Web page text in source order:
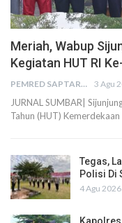
Meriah, Wabup
Kegiatan HUT RI
PEMRED SAPTARIUS 3 Agu
JURNAL SUMBAR|
Tahun (HUT)
Tegas,
Polisi Di
4 Agu 2026